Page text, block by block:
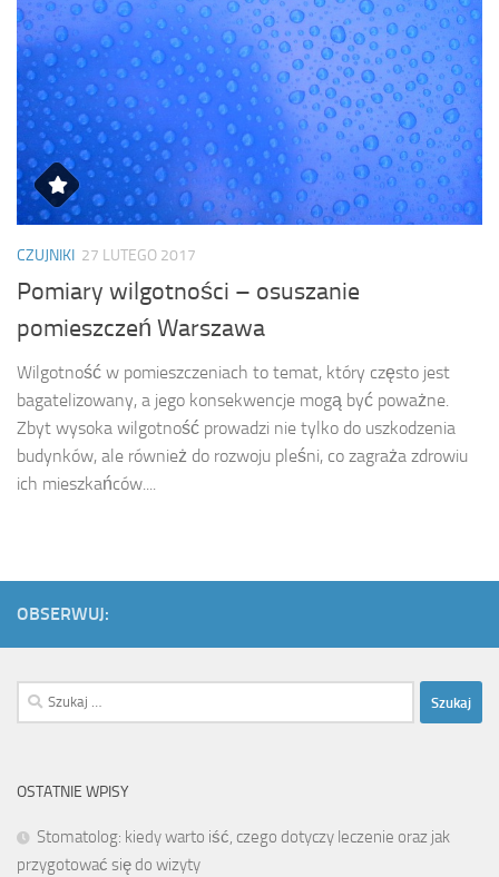
CZUJNIKI 27 LUTEGO 2017
Pomiary wilgotności – osuszanie
pomieszczeń Warszawa
Wilgotność w pomieszczeniach to temat, który często jest
bagatelizowany, a jego konsekwencje mogą być poważne.
Zbyt wysoka wilgotność prowadzi nie tylko do uszkodzenia
budynków, ale również do rozwoju pleśni, co zagraża zdrowiu
ich mieszkańców....
OBSERWUJ:
Szukaj:
OSTATNIE WPISY
Stomatolog: kiedy warto iść, czego dotyczy leczenie oraz jak
przygotować się do wizyty